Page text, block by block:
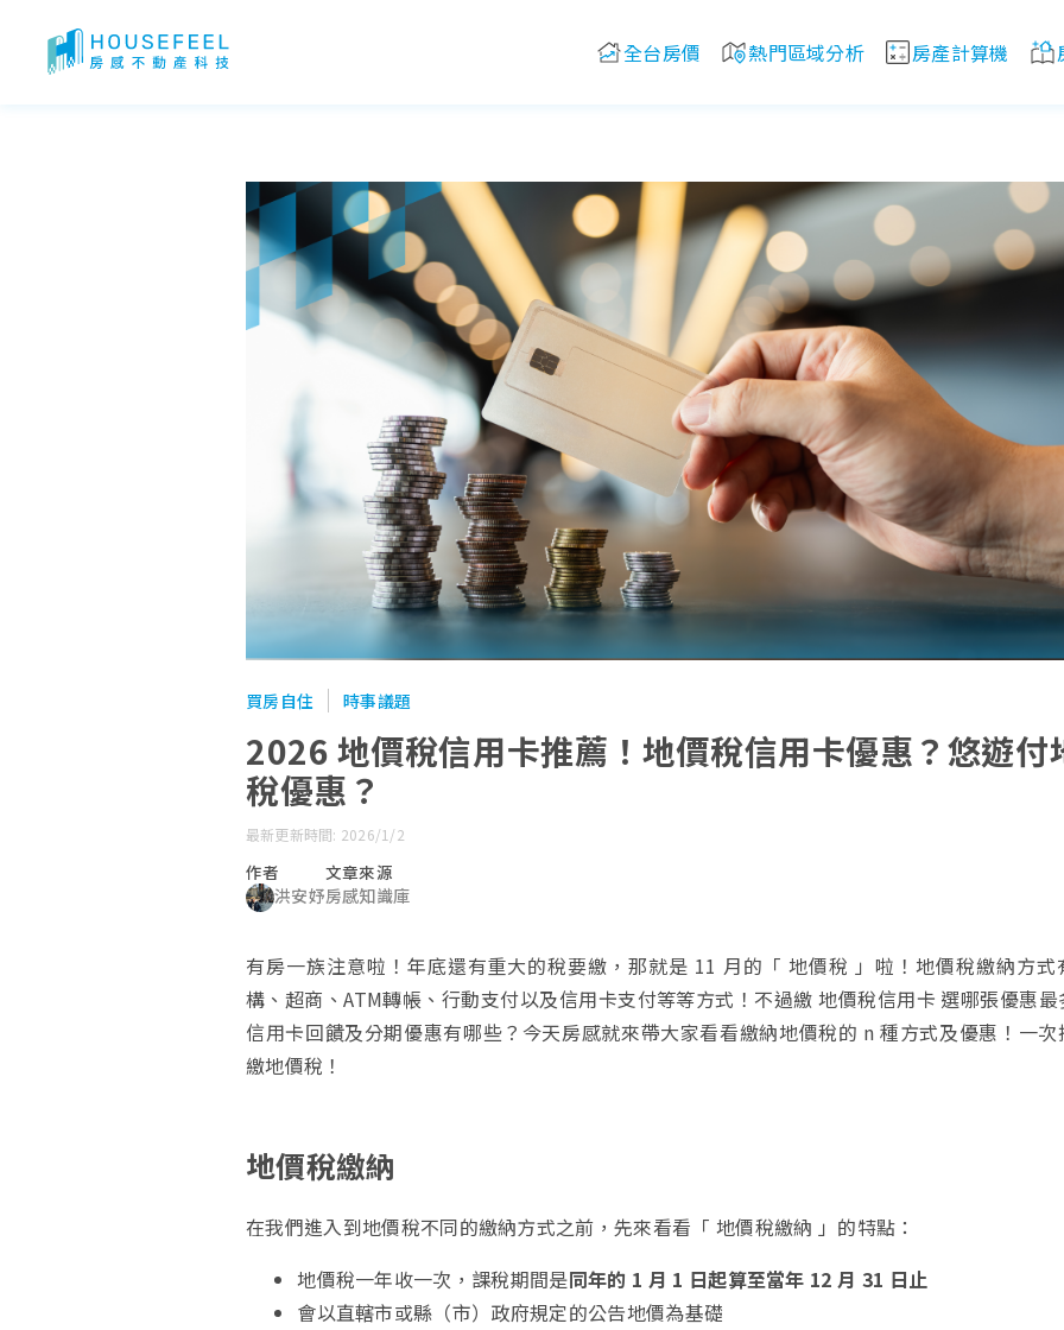
全台房價 熱門區域分析 房產計算機
買房自住 時事議題
2026 地價稅信用卡推薦！地價稅信用卡優惠？悠遊付
稅優惠？
最新更新時間: 2026/1/2
作者
洪安妤
文章來源
房感知識庫
有房一族注意啦！年底還有重大的稅要繳，那就是 11 月的「 地價稅 」啦！地價稅繳納方式
構、超商、ATM轉帳、行動支付以及信用卡支付等等方式！不過繳 地價稅信用卡 選哪張優惠
信用卡回饋及分期優惠有哪些？今天房感就來帶大家看看繳納地價稅的 n 種方式及優惠！一
繳地價稅！
地價稅繳納
在我們進入到地價稅不同的繳納方式之前，先來看看「 地價稅繳納 」的特點：
地價稅一年收一次，課稅期間是同年的 1 月 1 日起算至當年 12 月 31 日止
會以直轄市或縣（市）政府規定的公告地價為基礎